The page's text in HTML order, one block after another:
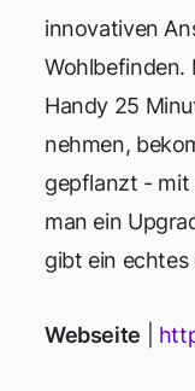
innovativen
Wohlbefinden.
Handy 25
nehmen,
gepflanzt - mit
man ein
gibt ein echtes
Webseite